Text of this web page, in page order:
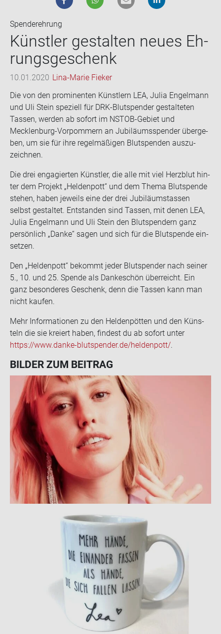
Spenderehrung
Künst­ler ge­stal­ten neues Eh­
rungs­ge­schenk
10.01.2020 Lina-Marie Fieker
Die von den pro­mi­nen­ten Künst­lern LEA, Julia En­gel­mann
und Uli Stein spe­zi­ell für DRK-​Blutspender ge­stal­te­ten
Tas­sen, wer­den ab so­fort im NSTOB-​Gebiet und
Mecklenburg-​Vorpommern an Ju­bi­lä­ums­spen­der über­ge­
ben, um sie für ihre re­gel­mä­ßi­gen Blut­spen­den aus­zu­
zeich­nen.
Die drei en­ga­gier­ten Künst­ler, die alle mit viel Herz­blut hin­
ter dem Pro­jekt „Hel­den­pott“ und dem Thema Blut­spen­de
ste­hen, haben je­weils eine der drei Ju­bi­lä­umstas­sen
selbst ge­stal­tet. Ent­stan­den sind Tas­sen, mit denen LEA,
Julia En­gel­mann und Uli Stein den Blut­spen­dern ganz
per­sön­lich „Danke“ sagen und sich für die Blut­spen­de ein­
set­zen.
Den „Hel­den­pott“ be­kommt jeder Blut­spen­der nach sei­ner
5., 10. und 25. Spen­de als Dan­ke­schön über­reicht. Ein
ganz be­son­de­res Ge­schenk, denn die Tas­sen kann man
nicht kau­fen.
Mehr In­for­ma­tio­nen zu den Hel­den­pöt­ten und den Küns­
teln die sie kre­iert haben, fin­dest du ab so­fort unter
https://www.danke-​blutspender.de/hel­den­pott/.
BIL­DER ZUM BEI­TRAG